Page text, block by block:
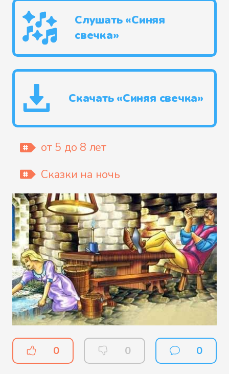
Слушать «Синяя
свечка»
Скачать «Синяя свечка»
от 5 до 8 лет
Сказки на ночь
0 0 0